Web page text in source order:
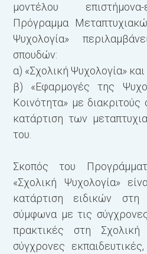
μοντέλου
Πρόγραμμα
Ψυχολογία»
σπουδών:
α) «Σχολική Ψυχολογία» και
β) «Εφαρμογές της
Κοινότητα» με
κατάρτιση των
του.
Σκοπός του
«Σχολική Ψυχολογία»
κατάρτιση ειδικών στη
σύμφωνα με τις
πρακτικές στη
σύγχρονες